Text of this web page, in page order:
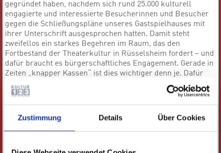
Zustimmung Details Über Cookies
gegründet haben, nachdem sich rund 25.000 kulturell
engagierte und interessierte Besucherinnen und Besucher
gegen die Schließungspläne unseres Gastspielhauses mit
ihrer Unterschrift ausgesprochen hatten. Damit steht
zweifellos ein starkes Begehren im Raum, das den
Fortbestand der Theaterkultur in Rüsselsheim fordert – und
dafür braucht es bürgerschaftliches Engagement. Gerade in
Zeiten „knapper Kassen“ ist dies wichtiger denn je. Dafür
tritt der Förderverein Theater Rüsselsheim ein.
Mehr Informationen zum Förderverein und falls Sie Mitglied
werden möchten, wenden Sie sich per E-Mail an den
Vorstand:vorstand@fv-theater-ruesselsheim.de. Folgen Sie
dem Förderverein auch auf seinerFacebook-